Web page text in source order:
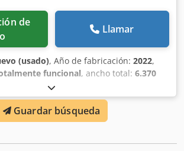
Llamar
(usado), Año de fabricación: 2022,
funcional, ancho total: 6.370
2.150 mm, altura total:
kg, Impresora de banda adhesiva de 340
8 NUEVOS cabezales de impresión
la impresora como nuevo. En estado
Guardar búsqueda